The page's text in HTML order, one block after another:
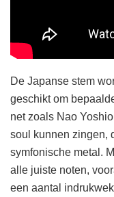
De Japanse stem
geschikt om
net zoals Nao
soul kunnen zingen,
symfonische metal.
alle juiste noten,
een aantal